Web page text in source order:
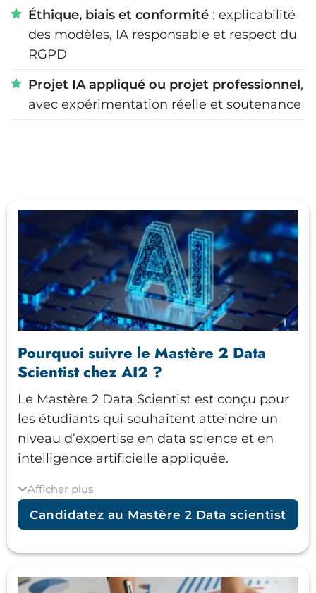
Éthique, biais et conformité : explicabilité
des modèles, IA responsable et respect du
RGPD
Projet IA appliqué ou projet professionnel,
avec expérimentation réelle et soutenance
Pourquoi suivre le Mastère 2 Data
Scientist chez AI2 ?
Le Mastère 2 Data Scientist est conçu pour
les étudiants qui souhaitent atteindre un
niveau d’expertise en data science et en
intelligence artificielle appliquée.
L’objectif n’est plus seulement de
comprendre les modèles, mais de savoir
concevoir des solutions complètes, fiables
et déployables en production dans des
contextes professionnels réels.
Afficher plus
Candidatez au Mastère 2 Data scientist